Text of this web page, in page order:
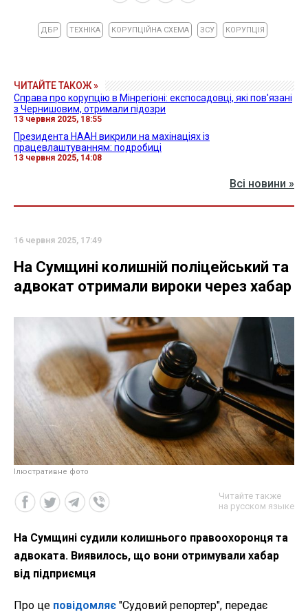
ДБР ТЕХНІКА КОРУПЦІЙНА СХЕМА ЗСУ КОРУПЦІЯ
ЧИТАЙТЕ ТАКОЖ »
Справа про корупцію в Мінрегіоні: експосадовці, які пов'язані
з Чернишовим, отримали підозри
13 червня 2025, 18:55
Президента НААН викрили на махінаціях із
працевлаштуванням: подробиці
13 червня 2025, 14:08
Всі новини »
16 червня 2025, 17:49
На Сумщині колишній поліцейський та
адвокат отримали вироки через хабар
Ілюстративне фото
Читайте также
на русском языке
На Сумщині судили колишнього правоохоронця та
адвоката. Виявилось, що вони отримували хабар
від підприємця
Про це повідомляє "Судовий репортер", передає